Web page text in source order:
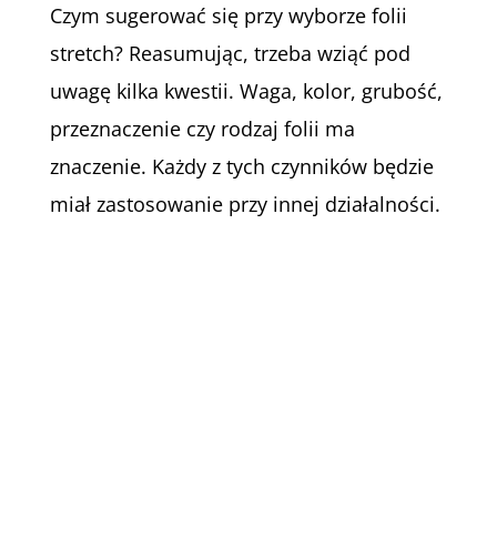
Czym sugerować się przy wyborze folii
stretch? Reasumując, trzeba wziąć pod
uwagę kilka kwestii. Waga, kolor, grubość,
przeznaczenie czy rodzaj folii ma
znaczenie. Każdy z tych czynników będzie
miał zastosowanie przy innej działalności.